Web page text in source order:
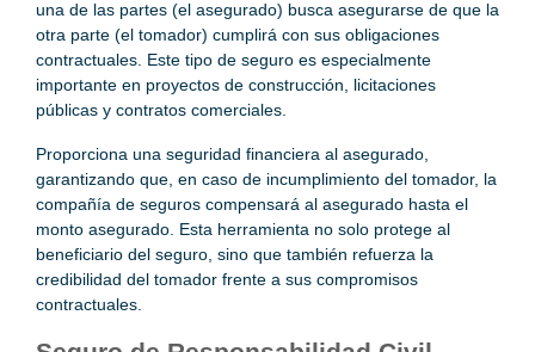
una de las partes (el asegurado) busca asegurarse de que la
otra parte (el tomador) cumplirá con sus obligaciones
contractuales. Este tipo de seguro es especialmente
importante en proyectos de construcción, licitaciones
públicas y contratos comerciales.
Proporciona una seguridad financiera al asegurado,
garantizando que, en caso de incumplimiento del tomador, la
compañía de seguros compensará al asegurado hasta el
monto asegurado. Esta herramienta no solo protege al
beneficiario del seguro, sino que también refuerza la
credibilidad del tomador frente a sus compromisos
contractuales.